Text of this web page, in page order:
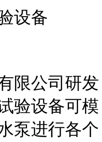
设备
限公司研发
验设备可模
泵进行各个